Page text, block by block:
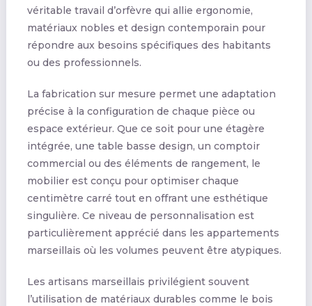
véritable travail d’orfèvre qui allie ergonomie,
matériaux nobles et design contemporain pour
répondre aux besoins spécifiques des habitants
ou des professionnels.
La fabrication sur mesure permet une adaptation
précise à la configuration de chaque pièce ou
espace extérieur. Que ce soit pour une étagère
intégrée, une table basse design, un comptoir
commercial ou des éléments de rangement, le
mobilier est conçu pour optimiser chaque
centimètre carré tout en offrant une esthétique
singulière. Ce niveau de personnalisation est
particulièrement apprécié dans les appartements
marseillais où les volumes peuvent être atypiques.
Les artisans marseillais privilégient souvent
l’utilisation de matériaux durables comme le bois